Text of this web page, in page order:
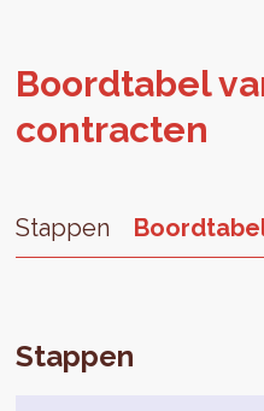
Boord­ta­bel
con­trac­ten
Stappen
Stappen